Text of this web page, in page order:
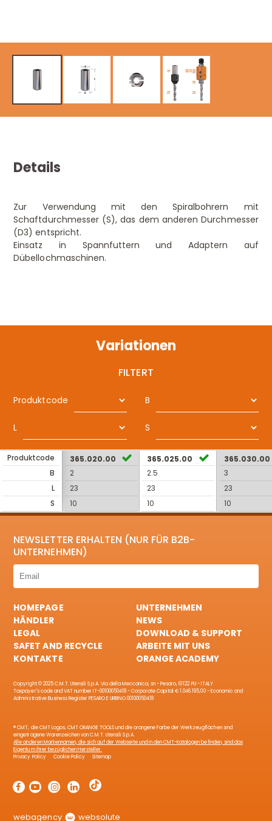
Details
Zur Verwendung mit den Spiralbohrern mit
Schaftdurchmesser (S), das dem anderen Durchmesser
(D3) entspricht.
Einsatz in Spannfuttern und Adaptern auf
Dübellochmaschinen.
Variationen
FILTERT
Produktcode B
L S
Produktcode
B
L
S
365.020.00
2
23
10
365.025.00
2.5
23
10
365.030.00
3
23
10
NEWSLETTER ERHALTEN (NUR FÜR B2B-
UNTERNEHMEN)
HOMEPAGE
UNTERNEHMEN
HÄNDLER
NEWS
LEGAL
DOWNLOAD & SUPPORT
SAFET AND RECYCLE
ARBEITE MIT UNS
KONTAKTE
ORANGE ACADEMY
Copyright © 2025 C.M.T. Utensili S.p.A. Via della Meccanica, sn - Pesaro, 61122 PU - ITALY
Taxpayer's code and VAT number IT-00100050418 - Corporate Capital € 1.046.195,00 - Economic and
Administrative Business Register PESARO E URBINO 00100050418
® CMT, die CMT Logos, CMT ORANGE TOOLS und die orangene Farbe der Werkzeugflächen sind
eingetragene Warenzeichen von C.M.T. Utensili S.p.A.
Alle anderen Markennamen, die sich auf der Webseite und in den CMT-Katalogen befinden, sind das
Eigentum ihrer bezüglichen Hersteller.
Privacy Policy
Cookie Policy Sitemap
webagency websolute